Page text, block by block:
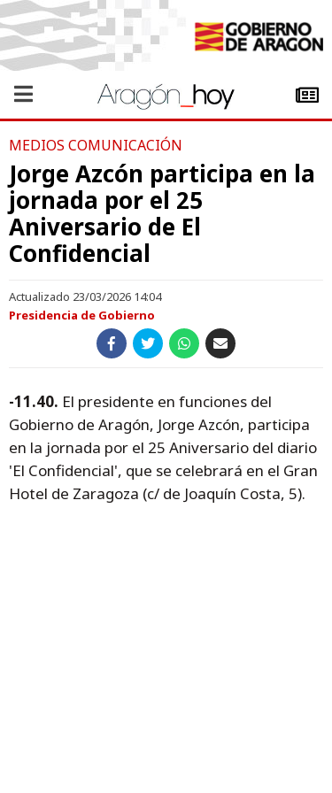
MEDIOS COMUNICACIÓN
Jorge Azcón participa en la
jornada por el 25
Aniversario de El
Confidencial
Actualizado 23/03/2026 14:04
Presidencia de Gobierno
-11.40. El presidente en funciones del
Gobierno de Aragón, Jorge Azcón, participa
en la jornada por el 25 Aniversario del diario
'El Confidencial', que se celebrará en el Gran
Hotel de Zaragoza (c/ de Joaquín Costa, 5).